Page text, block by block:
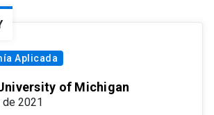
Aplicada
of Michigan
2021